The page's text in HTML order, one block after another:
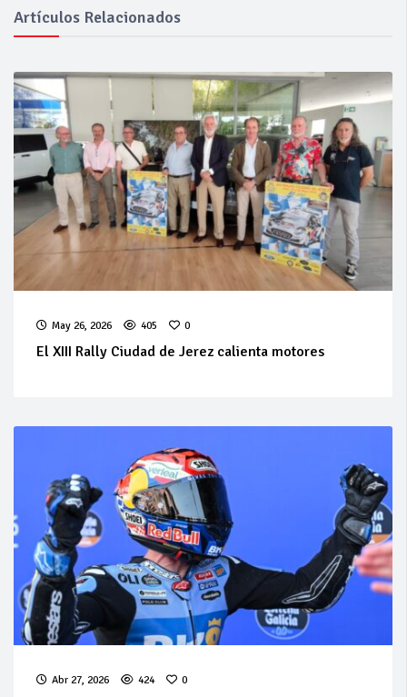
Artículos Relacionados
May 26, 2026 405 0
El XIII Rally Ciudad de Jerez calienta motores
Abr 27, 2026 424 0